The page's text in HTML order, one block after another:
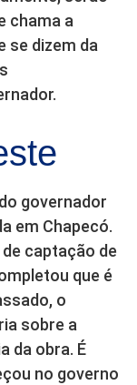
chama a
se dizem da
governador
em Chapecó.
captação de
que é
o
sobre a
da obra. É
no governo